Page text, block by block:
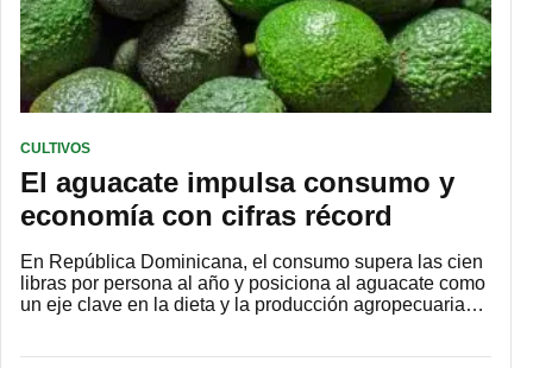
CULTIVOS
El aguacate impulsa consumo y
economía con cifras récord
En República Dominicana, el consumo supera las cien
libras por persona al año y posiciona al aguacate como
un eje clave en la dieta y la producción agropecuaria…